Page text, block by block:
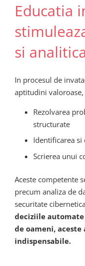
Educatia
si
In procesul de
aptitudini
Rezolvarea
structurate
Identificarea
Scrierea unui
Aceste competente
precum analiza de
securitate
deciziile
de oameni,
indispensabile.